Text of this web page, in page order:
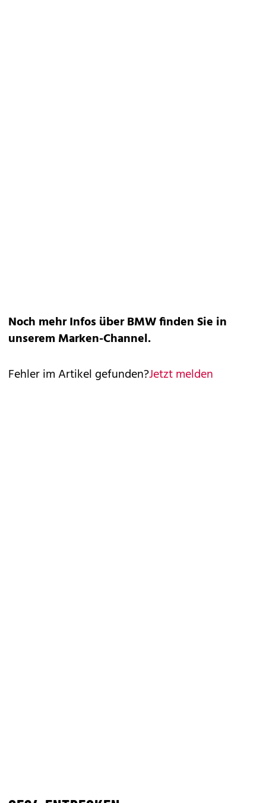
Noch mehr Infos über BMW finden Sie in
unserem Marken-Channel.
Fehler im Artikel gefunden?Jetzt melden